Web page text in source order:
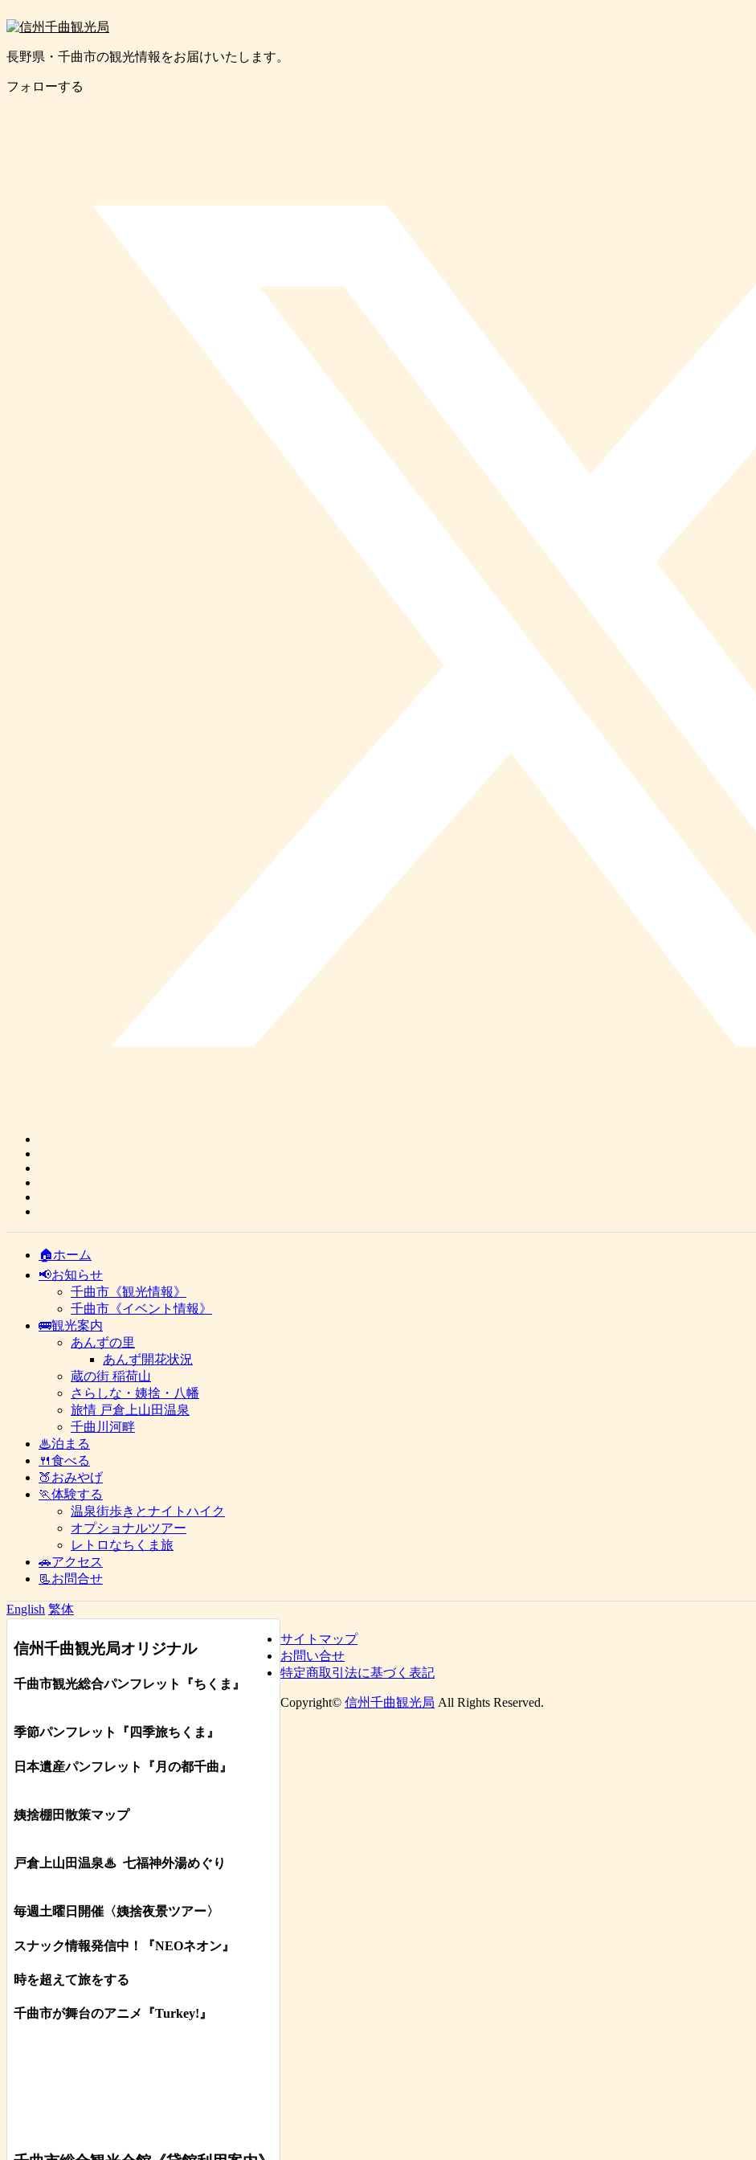
長野県・千曲市の観光情報をお届けいたします。
フォローする
🏠ホーム
📢お知らせ
千曲市《観光情報》
千曲市《イベント情報》
🚌観光案内
あんずの里
あんず開花状況
蔵の街 稲荷山
さらしな・姨捨・八幡
旅情 戸倉上山田温泉
千曲川河畔
♨泊まる
🍴食べる
🍑おみやげ
🏃体験する
温泉街歩きとナイトハイク
オプショナルツアー
レトロなちくま旅
🚗アクセス
📃お問合せ
English 繁体
信州千曲観光局オリジナル
千曲市観光総合パンフレット 『ちくま 』
季節パンフレット『四季旅ちくま』
日本遺産パンフレット 『月の都千曲 』
姨捨棚田散策マップ
戸倉上山田温泉♨ 七福神外湯めぐり
毎週土曜日開催〈姨捨夜景ツアー〉
スナック情報発信中！『NEOネオン』
時を超えて旅をする
千曲市が舞台のアニメ『Turkey!』
サイトマップ
お問い合せ
特定商取引法に基づく表記
Copyright© 信州千曲観光局 All Rights Reserved.